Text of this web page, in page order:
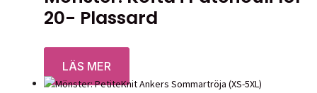
20- Plassard
Betygsatt0av 5
LÄS MER